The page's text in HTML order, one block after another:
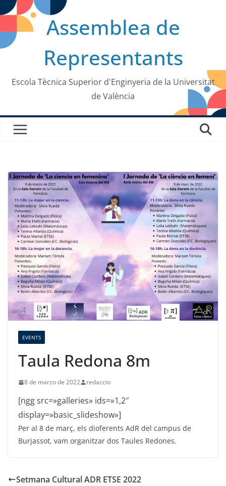
Saltar
contenido
Assemblea de
Representants
Escola Tècnica Superior d'Enginyeria de la Universitat
de València
EVENTS
Taula Redona 8m
8 de marzo de 2022 redaccio
[ngg src=»galleries» ids=»1,2″
display=»basic_slideshow»]
Per al 8 de març, els dioferents AdR del campus de
Burjassot, vam organitzar dos Taules Redones.
Setmana Cultural ADR ETSE 2022